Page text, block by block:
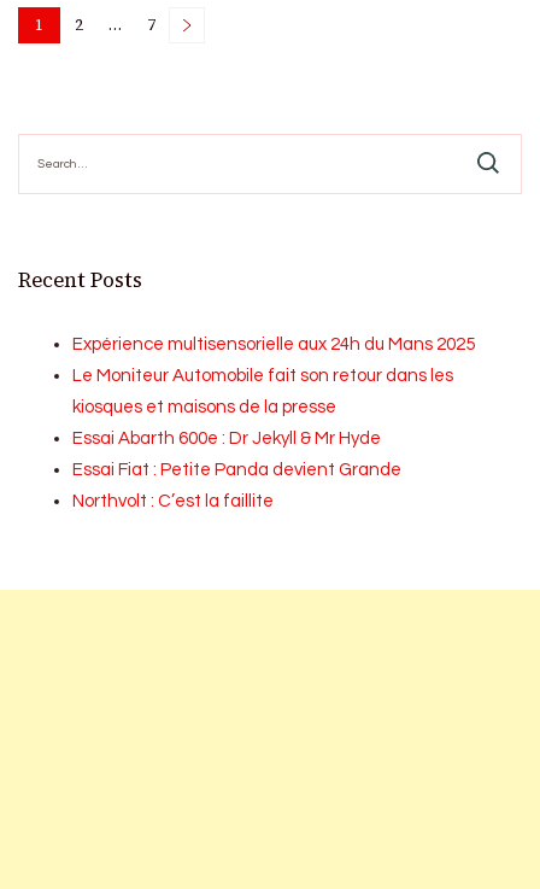
Posts
Page
1 Page
2 … Page
7
for:
Recent Posts
Expérience multisensorielle aux 24h du Mans 2025
Le Moniteur Automobile fait son retour dans les
kiosques et maisons de la presse
Essai Abarth 600e : Dr Jekyll & Mr Hyde
Essai Fiat : Petite Panda devient Grande
Northvolt : C’est la faillite